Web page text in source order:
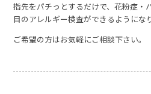
指先をパチっとするだけで、花粉症・
目のアレルギー検査ができるようにな
ご希望の方はお気軽にご相談下さい。